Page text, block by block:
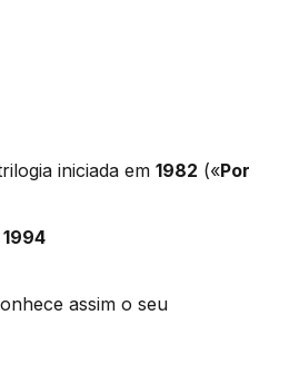
iniciada em 1982 («Por
1994
assim o seu